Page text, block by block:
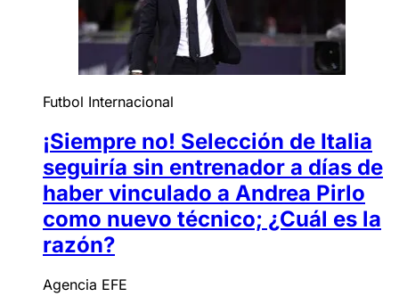
Futbol Internacional
¡Siempre no! Selección de Italia
seguiría sin entrenador a días de
haber vinculado a Andrea Pirlo
como nuevo técnico; ¿Cuál es la
razón?
Agencia EFE